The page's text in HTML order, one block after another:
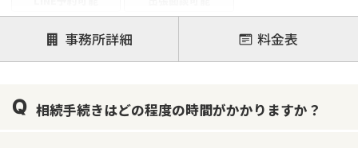
注力案件
遺言書作成・遺言執行
相続放棄
相続登記
相続手続き
銀行手続き
家族信託
事務所詳細 料金表
相続手続きはどの程度の時間がかかりますか？